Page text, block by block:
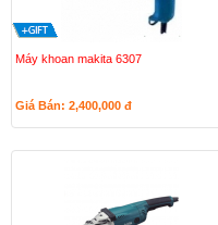
Máy khoan makita 6307
Giá Bán: 2,400,000 đ